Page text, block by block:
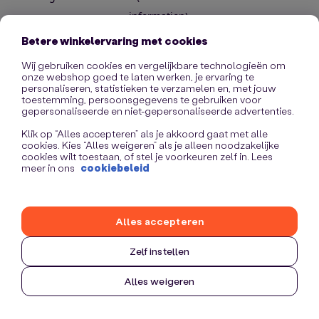
information).
Betere winkelervaring met cookies
Wij gebruiken cookies en vergelijkbare technologieën om
onze webshop goed te laten werken, je ervaring te
personaliseren, statistieken te verzamelen en, met jouw
toestemming, persoonsgegevens te gebruiken voor
gepersonaliseerde en niet-gepersonaliseerde advertenties.
Klik op “Alles accepteren” als je akkoord gaat met alle
cookies. Kies “Alles weigeren” als je alleen noodzakelijke
cookies wilt toestaan, of stel je voorkeuren zelf in. Lees
meer in ons cookiebeleid
Zelf instellen
Alles weigeren
Alles accepteren